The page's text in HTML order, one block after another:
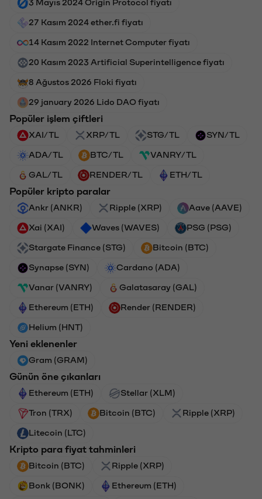
27 Kasım 2024 ether.fi fiyatı
14 Kasım 2022 Internet Computer fiyatı
20 Kasım 2023 Artificial Superintelligence fiyatı
8 Ağustos 2026 Floki fiyatı
29 january 2026 Lido DAO fiyatı
Popüler işlem çiftleri
XAI/TL XRP/TL STG/TL SYN/TL
ADA/TL BTC/TL VANRY/TL
GAL/TL RENDER/TL ETH/TL
Popüler kripto paralar
Ankr (ANKR) Ripple (XRP) Aave (AAVE)
Xai (XAI) Waves (WAVES) PSG (PSG)
Stargate Finance (STG) Bitcoin (BTC)
Synapse (SYN) Cardano (ADA)
Vanar (VANRY) Galatasaray (GAL)
Ethereum (ETH) Render (RENDER)
Helium (HNT)
Yeni eklenenler
Gram (GRAM)
Günün öne çıkanları
Ethereum (ETH) Stellar (XLM)
Tron (TRX) Bitcoin (BTC) Ripple (XRP)
Litecoin (LTC)
Kripto para fiyat tahminleri
Bitcoin (BTC) Ripple (XRP)
Bonk (BONK) Ethereum (ETH)